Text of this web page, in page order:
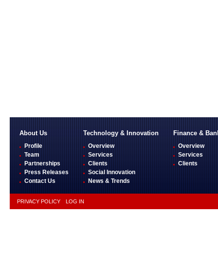
About Us
Profile
Team
Partnerships
Press Releases
Contact Us
Technology & Innovation
Overview
Services
Clients
Social Innovation
News & Trends
Finance &
Overview
Services
Clients
PRIVACY POLICY LOG IN